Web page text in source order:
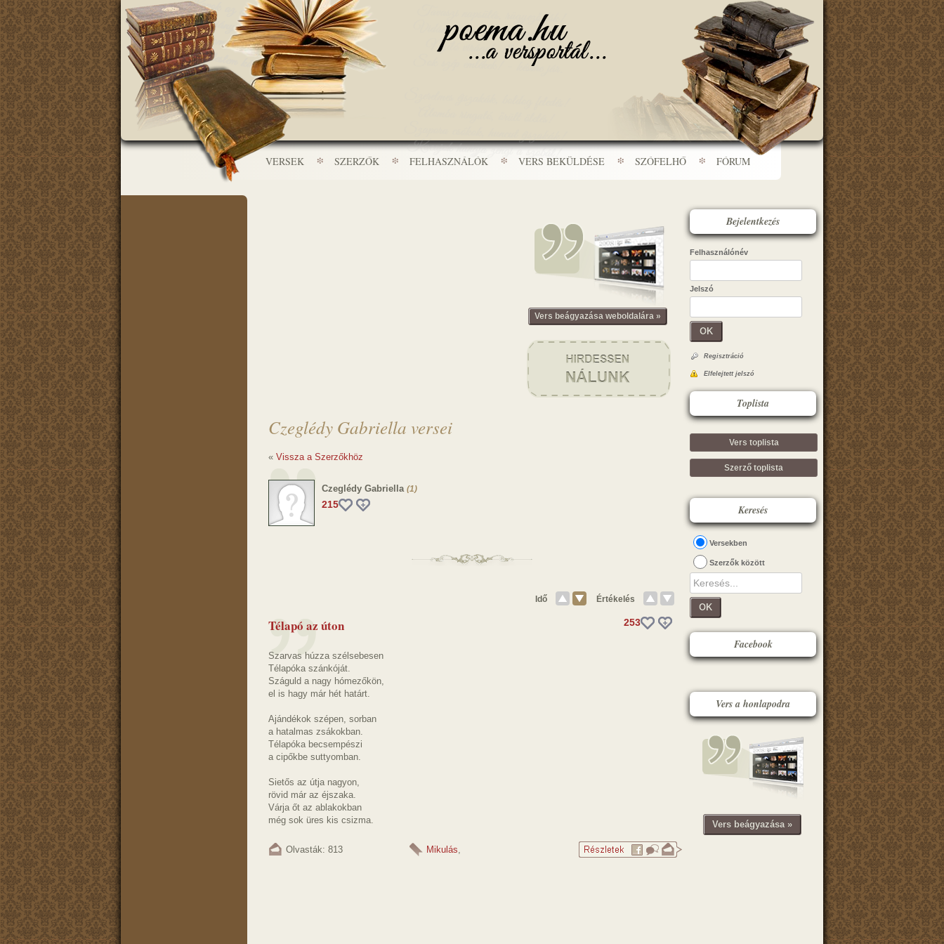
VERSEK SZERZŐK FELHASZNÁLÓK VERS BEKÜLDÉSE SZÓFELHŐ FÓRUM
Vers beágyazása weboldalára »
Czeglédy Gabriella versei
« Vissza a Szerzőkhöz
Czeglédy Gabriella (1)
215
Idő Értékelés
Télapó az úton 253
Szarvas húzza szélsebesen
Télapóka szánkóját.
Száguld a nagy hómezőkön,
el is hagy már hét határt.
Ajándékok szépen, sorban
a hatalmas zsákokban.
Télapóka becsempészi
a cipőkbe suttyomban.
Sietős az útja nagyon,
rövid már az éjszaka.
Várja őt az ablakokban
még sok üres kis csizma.
Olvasták: 813 Mikulás,
Bejelentkezés
Felhasználónév
Jelszó
OK
Regisztráció
Elfelejtett jelszó
Toplista
Vers toplista
Szerző toplista
Keresés
Versekben
Szerzők között
OK
Facebook
Vers a honlapodra
Vers beágyazása »